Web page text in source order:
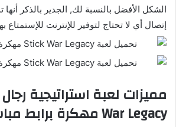
الشكل الأفضل بالنسبة لك, الجدير بالذكر
إتصال أي لا تحتاج لتوفير للإنترنت للإستمتاع
War Legacy مهكرة برابط مباشر